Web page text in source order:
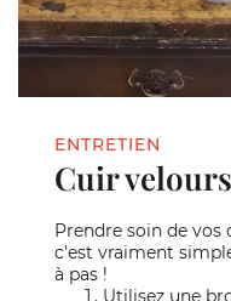
ENTRETIEN
Cuir velours
Prendre soin de vos
c'est vraiment
à pas !
Utilisez une